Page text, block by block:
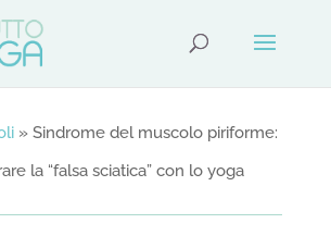
» Sindrome del muscolo piriforme:
la “falsa sciatica” con lo yoga